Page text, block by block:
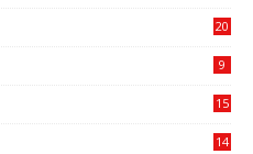
20
9
15
14